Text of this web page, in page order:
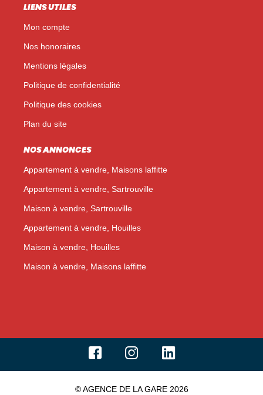
LIENS UTILES
Mon compte
Nos honoraires
Mentions légales
Politique de confidentialité
Politique des cookies
Plan du site
NOS ANNONCES
Appartement à vendre, Maisons laffitte
Appartement à vendre, Sartrouville
Maison à vendre, Sartrouville
Appartement à vendre, Houilles
Maison à vendre, Houilles
Maison à vendre, Maisons laffitte
© AGENCE DE LA GARE 2026